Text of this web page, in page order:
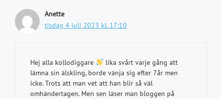
Anette
tisdag 4 juli 2023 kl. 17:10
Hej alla kollodiggare
lika svårt varje gång att
lämna sin älskling, borde vänja sig efter 7år men
icke. Trots att man vet att han blir så väl
omhändertagen. Men sen läser man bloggen på